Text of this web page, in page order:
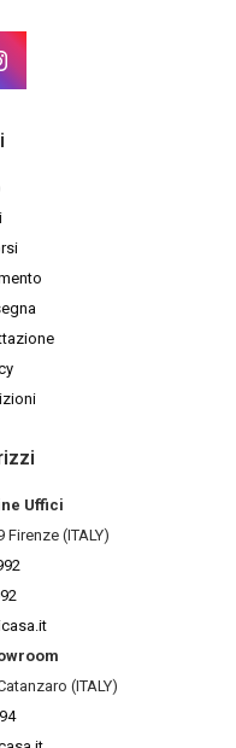
Uffici
(ITALY)
(ITALY)